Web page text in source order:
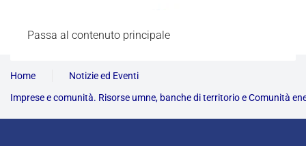
Passa al contenuto principale
Home
Notizie ed Eventi
Imprese e comunità. Risorse umne, banche di territorio e Comunità